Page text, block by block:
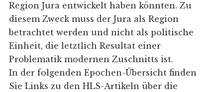
Region Jura entwickelt haben könnten. Zu
diesem Zweck muss der Jura als Region
betrachtet werden und nicht als politische
Einheit, die letztlich Resultat einer
Problematik modernen Zuschnitts ist.
In der folgenden Epochen-Übersicht finden
Sie Links zu den HLS-Artikeln über die